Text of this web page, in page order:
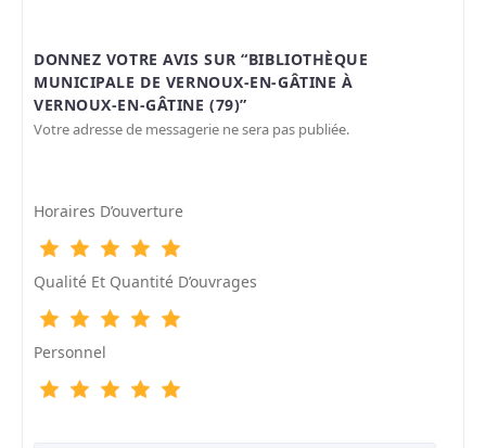
DONNEZ VOTRE AVIS SUR “BIBLIOTHÈQUE
MUNICIPALE DE VERNOUX-EN-GÂTINE À
VERNOUX-EN-GÂTINE (79)”
Votre adresse de messagerie ne sera pas publiée.
Horaires D’ouverture
Qualité Et Quantité D’ouvrages
Personnel